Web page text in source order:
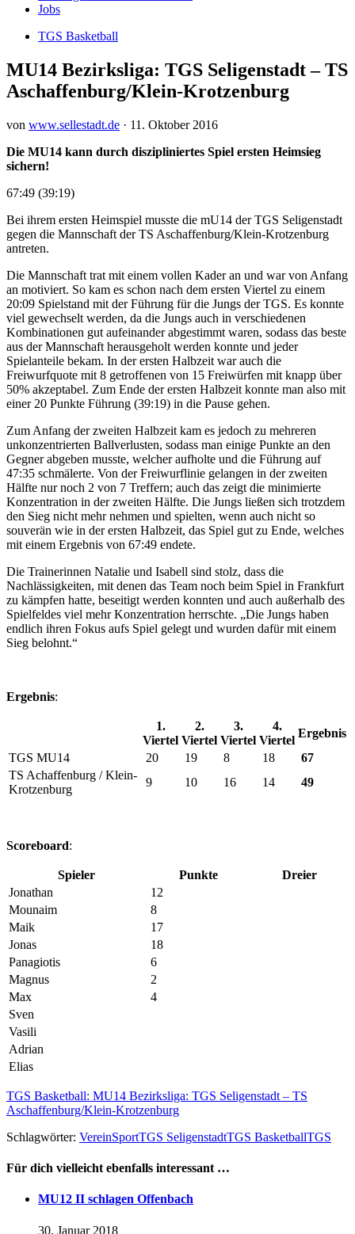
Jobs
TGS Basketball
MU14 Bezirksliga: TGS Seligenstadt – TS
Aschaffenburg/Klein-Krotzenburg
von www.sellestadt.de · 11. Oktober 2016
Die MU14 kann durch diszipliniertes Spiel ersten Heimsieg
sichern!
67:49 (39:19)
Bei ihrem ersten Heimspiel musste die mU14 der TGS Seligenstadt
gegen die Mannschaft der TS Aschaffenburg/Klein-Krotzenburg
antreten.
Die Mannschaft trat mit einem vollen Kader an und war von Anfang
an motiviert. So kam es schon nach dem ersten Viertel zu einem
20:09 Spielstand mit der Führung für die Jungs der TGS. Es konnte
viel gewechselt werden, da die Jungs auch in verschiedenen
Kombinationen gut aufeinander abgestimmt waren, sodass das beste
aus der Mannschaft herausgeholt werden konnte und jeder
Spielanteile bekam. In der ersten Halbzeit war auch die
Freiwurfquote mit 8 getroffenen von 15 Freiwürfen mit knapp über
50% akzeptabel. Zum Ende der ersten Halbzeit konnte man also mit
einer 20 Punkte Führung (39:19) in die Pause gehen.
Zum Anfang der zweiten Halbzeit kam es jedoch zu mehreren
unkonzentrierten Ballverlusten, sodass man einige Punkte an den
Gegner abgeben musste, welcher aufholte und die Führung auf
47:35 schmälerte. Von der Freiwurflinie gelangen in der zweiten
Hälfte nur noch 2 von 7 Treffern; auch das zeigt die minimierte
Konzentration in der zweiten Hälfte. Die Jungs ließen sich trotzdem
den Sieg nicht mehr nehmen und spielten, wenn auch nicht so
souverän wie in der ersten Halbzeit, das Spiel gut zu Ende, welches
mit einem Ergebnis von 67:49 endete.
Die Trainerinnen Natalie und Isabell sind stolz, dass die
Nachlässigkeiten, mit denen das Team noch beim Spiel in Frankfurt
zu kämpfen hatte, beseitigt werden konnten und auch außerhalb des
Spielfeldes viel mehr Konzentration herrschte. „Die Jungs haben
endlich ihren Fokus aufs Spiel gelegt und wurden dafür mit einem
Sieg belohnt.“
Ergebnis:
1.
Viertel
2.
Viertel
3.
Viertel
4.
Viertel
Ergebnis
TGS MU14
20 19 8 18
67
TS Achaffenburg / Klein-
Krotzenburg
9 10 16 14 49
Scoreboard:
Spieler Punkte
Dreier
Jonathan
12
Mounaim
8
Maik
17
Jonas
18
Panagiotis
6
Magnus
2
Max
4
Sven
Vasili
Adrian
Elias
TGS Basketball: MU14 Bezirksliga: TGS Seligenstadt – TS
Aschaffenburg/Klein-Krotzenburg
Schlagwörter: VereinSportTGS SeligenstadtTGS BasketballTGS
Für dich vielleicht ebenfalls interessant …
MU12 II schlagen Offenbach
30. Januar 2018